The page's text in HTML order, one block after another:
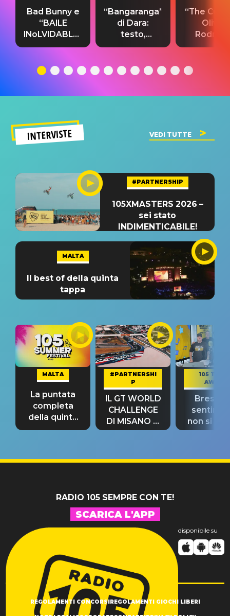
Bad Bunny e
“BAILE
INoLVIDABLE”:
testo,
significato
“Bangaranga”
di Dara:
testo,
traduzione e
del singolo
“The
Olivia
testo,
INTERVISTE VEDI TUTTE
#PARTNERSHIP
105XMASTERS 2026 –
sei stato
INDIMENTICABILE!
MALTA
Il best of della quinta
tappa
MALTA
La puntata
completa
della quinta
tappa
#PARTNERSHI
P
IL GT WORLD
CHALLENGE
DI MISANO si
riconferma
105 TAKE
AWAY
Bresh:
non si
fino alla
RADIO 105 SEMPRE CON TE!
SCARICA L'APP
disponibile su
REGOLAMENTI CONCORSI REGOLAMENTI GIOCHI LIBERI